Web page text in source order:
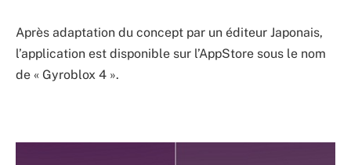
Après adaptation du concept par un éditeur Japonais,
l’application est disponible sur l’AppStore sous le nom
de « Gyroblox 4 ».